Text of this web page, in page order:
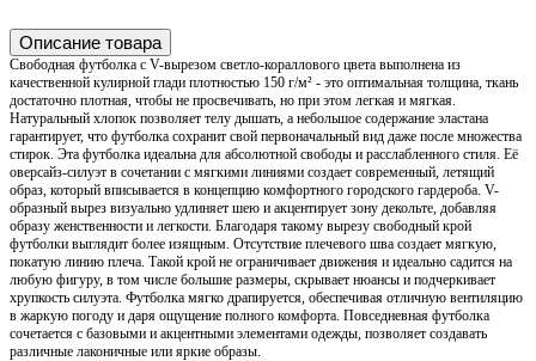
Описание товара
Свободная футболка с V-вырезом светло-кораллового цвета выполнена из
качественной кулирной глади плотностью 150 г/м² - это оптимальная толщина, ткань
достаточно плотная, чтобы не просвечивать, но при этом легкая и мягкая.
Натуральный хлопок позволяет телу дышать, а небольшое содержание эластана
гарантирует, что футболка сохранит свой первоначальный вид даже после множества
стирок. Эта футболка идеальна для абсолютной свободы и расслабленного стиля. Её
оверсайз-силуэт в сочетании с мягкими линиями создает современный, летящий
образ, который вписывается в концепцию комфортного городского гардероба. V-
образный вырез визуально удлиняет шею и акцентирует зону декольте, добавляя
образу женственности и легкости. Благодаря такому вырезу свободный крой
футболки выглядит более изящным. Отсутствие плечевого шва создает мягкую,
покатую линию плеча. Такой крой не ограничивает движения и идеально садится на
любую фигуру, в том числе большие размеры, скрывает нюансы и подчеркивает
хрупкость силуэта. Футболка мягко драпируется, обеспечивая отличную вентиляцию
в жаркую погоду и даря ощущение полного комфорта. Повседневная футболка
сочетается с базовыми и акцентными элементами одежды, позволяет создавать
различные лаконичные или яркие образы.